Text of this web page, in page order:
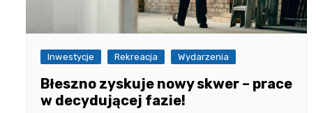
Inwestycje Rekreacja Wydarzenia
Błeszno zyskuje nowy skwer – prace
w decydującej fazie!